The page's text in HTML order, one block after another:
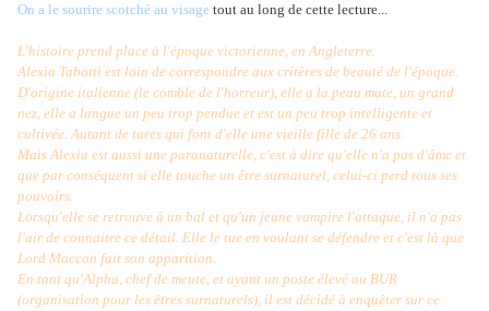
On a le sourire scotché au visage tout au long de cette lecture...
L'histoire prend place à l'époque victorienne, en Angleterre.
Alexia Tabotti est loin de correspondre aux critères de beauté de l'époque.
D'origine italienne (le comble de l'horreur), elle a la peau mate, un grand
nez, elle a langue un peu trop pendue et est un peu trop intelligente et
cultivée. Autant de tares qui font d'elle une vieille fille de 26 ans.
Mais Alexia est aussi une paranaturelle, c'est à dire qu'elle n'a pas d'âme et
que par conséquent si elle touche un être surnaturel, celui-ci perd tous ses
pouvoirs.
Lorsqu'elle se retrouve à un bal et qu'un jeune vampire l'attaque, il n'a pas
l'air de connaitre ce détail. Elle le tue en voulant se défendre et c'est là que
Lord Maccon fait son apparition.
En tant qu'Alpha, chef de meute, et ayant un poste élevé au BUR
(organisation pour les êtres surnaturels), il est décidé à enquêter sur ce